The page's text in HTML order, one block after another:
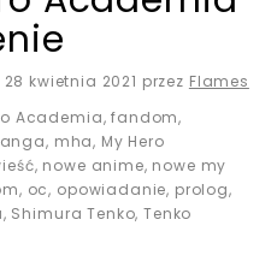
28 kwietnia 2021 przez Flames
Academia,fandom,
, mha, My Hero
, nowe anime, nowe my
, oc, opowiadanie, prolog,
, Shimura Tenko,Tenko